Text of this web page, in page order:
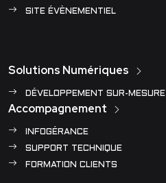
SITE ÉVÈNEMENTIEL
Solutions Numériques
DÉVELOPPEMENT SUR-MESURE
Accompagnement
INFOGÉRANCE
SUPPORT TECHNIQUE
FORMATION CLIENTS